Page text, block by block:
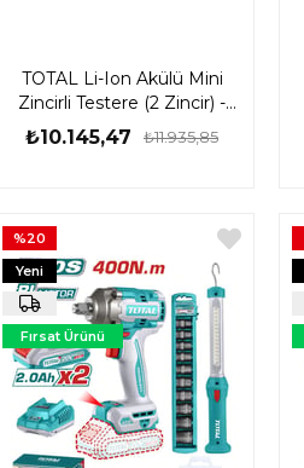
TOTAL Li-Ion Akülü Mini
Zincirli Testere (2 Zincir) -
TGSLI20681
₺10.145,47 ₺11.935,85
%20
Yeni
Ürün
Fırsat Ürünü